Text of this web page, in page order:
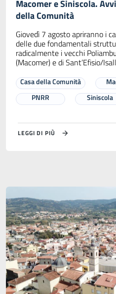
Macomer e Siniscola.
della Comunità
Giovedì 7 agosto apriranno i
delle due fondamentali
radicalmente i vecchi
(Macomer) e di Sant’Efisio/
Casa della Comunità
PNRR
Siniscola
LEGGI DI PIÙ